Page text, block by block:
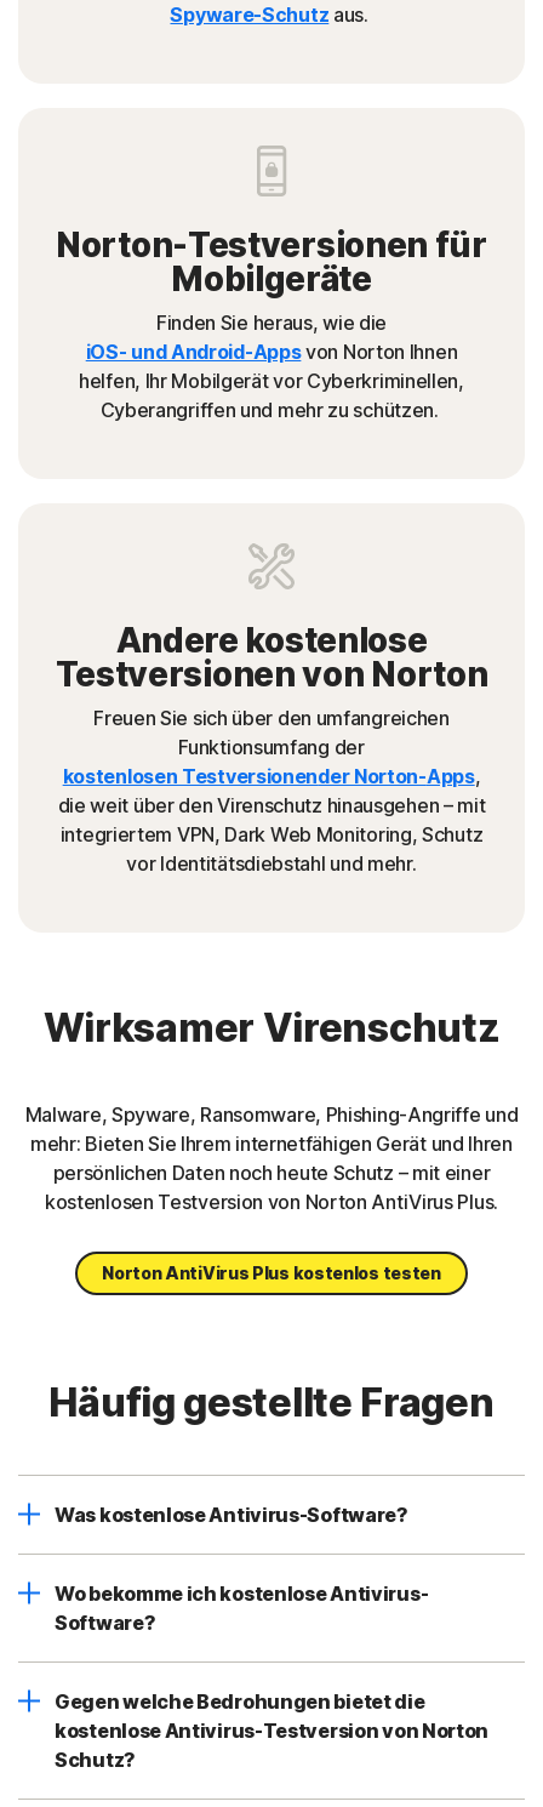
Spyware-Schutz aus.
Norton-Testversionen für
Mobilgeräte
Finden Sie heraus, wie die
iOS- und Android-Appsvon Norton Ihnen
helfen, Ihr Mobilgerät vor Cyberkriminellen,
Cyberangriffen und mehr zu schützen.
Andere kostenlose
Testversionen von Norton
Freuen Sie sich über den umfangreichen
Funktionsumfang der
kostenlosen Testversionender Norton-Apps,
die weit über den Virenschutz hinausgehen – mit
integriertem VPN, Dark Web Monitoring, Schutz
vor Identitätsdiebstahl und mehr.
Wirksamer Virenschutz
Malware, Spyware, Ransomware, Phishing-Angriffe und
mehr: Bieten Sie Ihrem internetfähigen Gerät und Ihren
persönlichen Daten noch heute Schutz – mit einer
kostenlosen Testversion von Norton AntiVirus Plus.
Norton AntiVirus Plus kostenlos testen
Häufig gestellte Fragen
Was kostenlose Antivirus-Software?
Wo bekomme ich kostenlose Antivirus-
Software?
Gegen welche Bedrohungen bietet die
kostenlose Antivirus-Testversion von Norton
Schutz?